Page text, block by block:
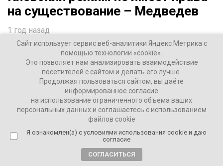
на существование – Медведев
1 год назад
ВАШИ НОВОСТИ
– Киевский режим должен быть низложен. В
противном случае конфликт продолжится долгие годы.
Режим, который основан на идеологии неонацизма, не
имеет права существовать, – заявил зампред Совбеза
РФ.
Также Медведев добавил, что нужна настоящая
Сайт использует сервис веб-аналитики Яндекс Метрика с
помощью технологии «cookie».
Это позволяет нам анализировать взаимодействие
посетителей с сайтом и делать его лучше.
Продолжая пользоваться сайтом, вы даёте
информированное согласие
на использование ограниченного объема ваших
персональных данных и соглашаетесь с использованием
файлов cookie
Я ознакомлен(а) с условиями использования cookie и даю
согласие
СОГЛАСИТЬСЯ